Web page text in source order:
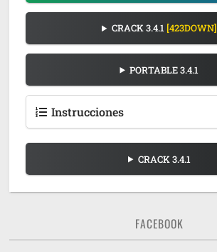
CRACK 3.4.1 [423DOWN]
PORTABLE 3.4.1
Instrucciones
CRACK 3.4.1
FACEBOOK